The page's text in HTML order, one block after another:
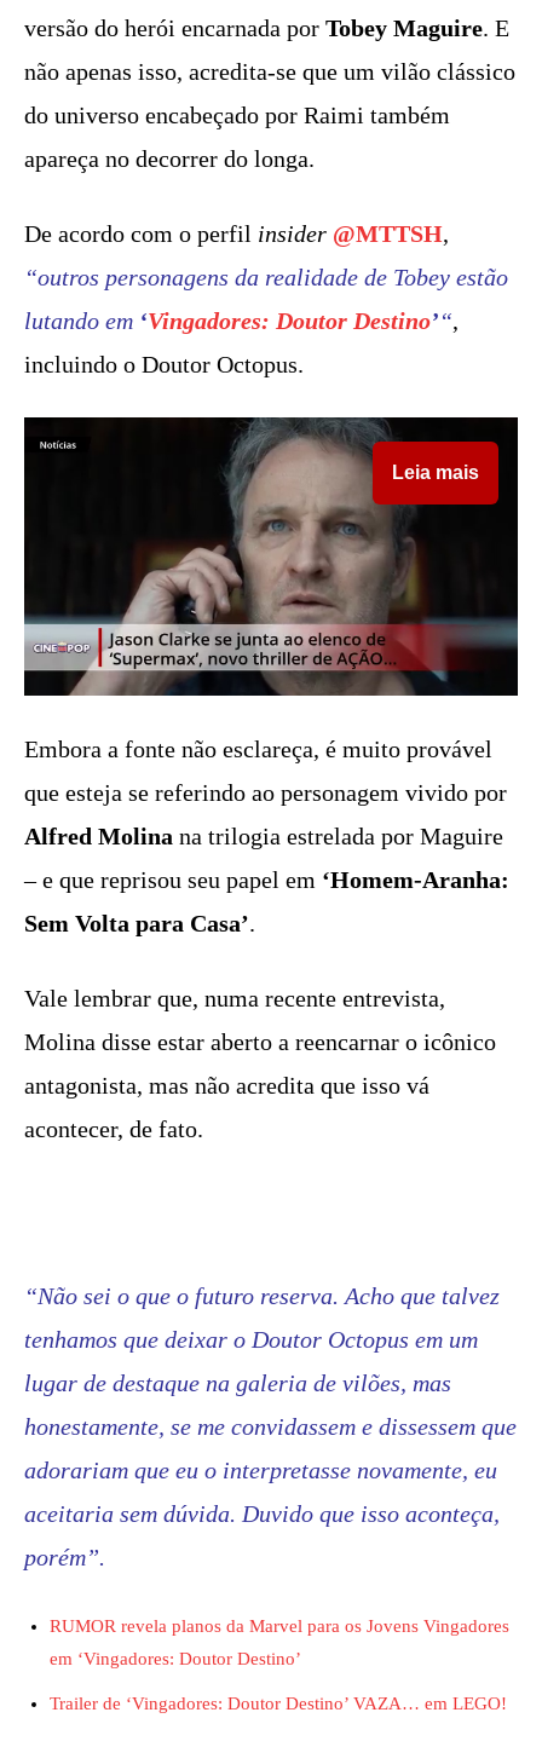
versão do herói encarnada por Tobey Maguire. E
não apenas isso, acredita-se que um vilão clássico
do universo encabeçado por Raimi também
apareça no decorrer do longa.
De acordo com o perfil insider @MTTSH,
“outros personagens da realidade de Tobey estão
lutando em ‘Vingadores: Doutor Destino’“,
incluindo o Doutor Octopus.
Leia mais
Embora a fonte não esclareça, é muito provável
que esteja se referindo ao personagem vivido por
Alfred Molina na trilogia estrelada por Maguire
– e que reprisou seu papel em ‘Homem-Aranha:
Sem Volta para Casa’.
Vale lembrar que, numa recente entrevista,
Molina disse estar aberto a reencarnar o icônico
antagonista, mas não acredita que isso vá
acontecer, de fato.
“Não sei o que o futuro reserva. Acho que talvez
tenhamos que deixar o Doutor Octopus em um
lugar de destaque na galeria de vilões, mas
honestamente, se me convidassem e dissessem que
adorariam que eu o interpretasse novamente, eu
aceitaria sem dúvida. Duvido que isso aconteça,
porém”.
RUMOR revela planos da Marvel para os Jovens Vingadores
em ‘Vingadores: Doutor Destino’
Trailer de ‘Vingadores: Doutor Destino’ VAZA… em LEGO!